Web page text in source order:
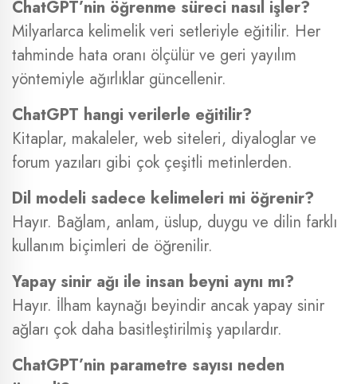
ChatGPT’nin öğrenme süreci nasıl işler?
Milyarlarca kelimelik veri setleriyle eğitilir. Her
tahminde hata oranı ölçülür ve geri yayılım
yöntemiyle ağırlıklar güncellenir.
ChatGPT hangi verilerle eğitilir?
Kitaplar, makaleler, web siteleri, diyaloglar ve
forum yazıları gibi çok çeşitli metinlerden.
Dil modeli sadece kelimeleri mi öğrenir?
Hayır. Bağlam, anlam, üslup, duygu ve dilin farklı
kullanım biçimleri de öğrenilir.
Yapay sinir ağı ile insan beyni aynı mı?
Hayır. İlham kaynağı beyindir ancak yapay sinir
ağları çok daha basitleştirilmiş yapılardır.
ChatGPT’nin parametre sayısı neden